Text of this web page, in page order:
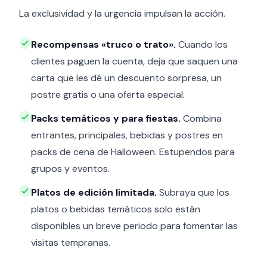
La exclusividad y la urgencia impulsan la acción.
Recompensas «truco o trato». Cuando los
clientes paguen la cuenta, deja que saquen una
carta que les dé un descuento sorpresa, un
postre gratis o una oferta especial.
Packs temáticos y para fiestas. Combina
entrantes, principales, bebidas y postres en
packs de cena de Halloween. Estupendos para
grupos y eventos.
Platos de edición limitada. Subraya que los
platos o bebidas temáticos solo están
disponibles un breve periodo para fomentar las
visitas tempranas.